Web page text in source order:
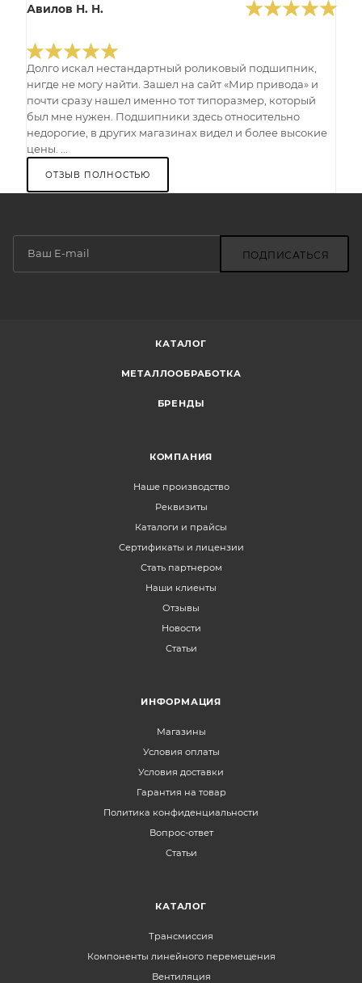
Авилов Н. Н.
Долго искал нестандартный роликовый подшипник,
нигде не могу найти. Зашел на сайт «Мир привода» и
почти сразу нашел именно тот типоразмер, который
был мне нужен. Подшипники здесь относительно
недорогие, в других магазинах видел и более высокие
цены. ...
ОТЗЫВ ПОЛНОСТЬЮ
ПОДПИСАТЬСЯ
КАТАЛОГ
МЕТАЛЛООБРАБОТКА
БРЕНДЫ
КОМПАНИЯ
Наше производство
Реквизиты
Каталоги и прайсы
Сертификаты и лицензии
Стать партнером
Наши клиенты
Отзывы
Новости
Статьи
ИНФОРМАЦИЯ
Магазины
Условия оплаты
Условия доставки
Гарантия на товар
Политика конфиденциальности
Вопрос-ответ
Статьи
КАТАЛОГ
Трансмиссия
Компоненты линейного перемещения
Вентиляция